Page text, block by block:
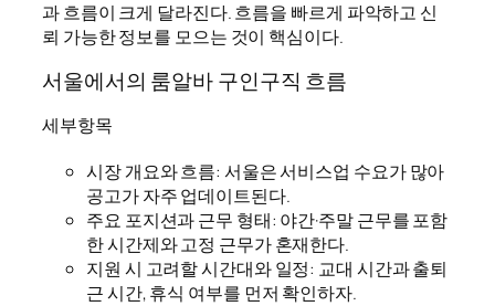
과 흐름이 크게 달라진다. 흐름을 빠르게 파악하고 신
뢰 가능한 정보를 모으는 것이 핵심이다.
서울에서의 룸알바 구인구직 흐름
세부항목
시장 개요와 흐름: 서울은 서비스업 수요가 많아
공고가 자주 업데이트된다.
주요 포지션과 근무 형태: 야간·주말 근무를 포함
한 시간제와 고정 근무가 혼재한다.
지원 시 고려할 시간대와 일정: 교대 시간과 출퇴
근 시간, 휴식 여부를 먼저 확인하자.